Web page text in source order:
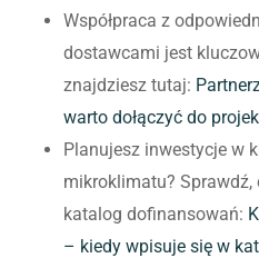
Współpraca z
dostawcami jest
znajdziesz tutaj:
warto dołączyć do
Planujesz inwestycje w
mikroklimatu?
katalog dofinansowań:
– kiedy wpisuje się w